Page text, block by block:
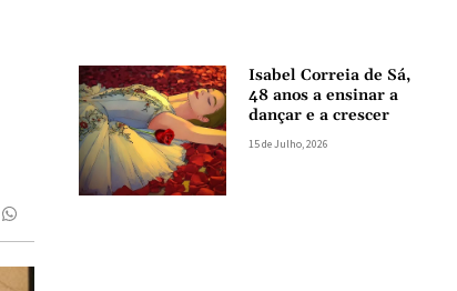
Isabel Correia de Sá,
48 anos a ensinar a
dançar e a crescer
15 de Julho, 2026